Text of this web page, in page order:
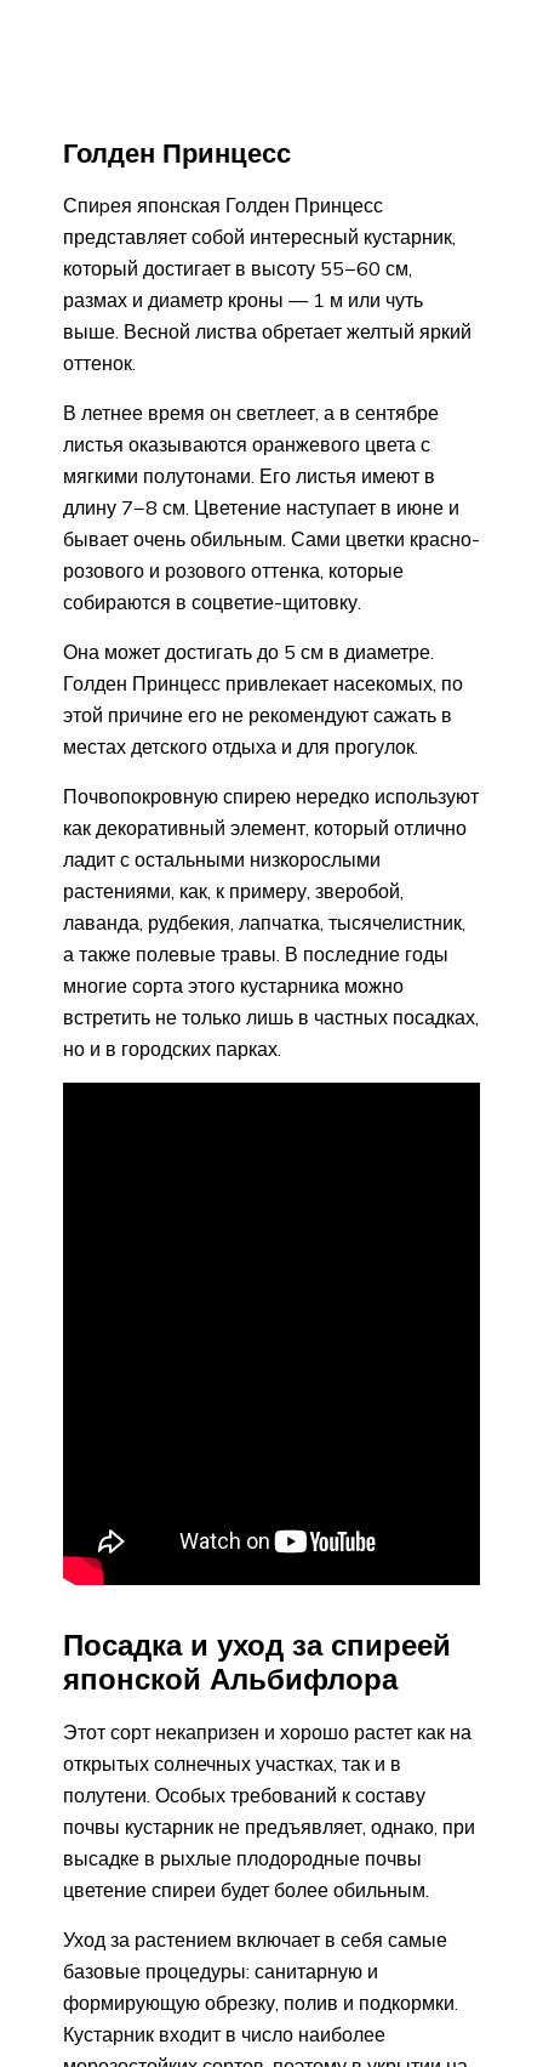
Голден Принцесс
Спиpея японская Голден Принцесс
представляет собой интересный кустарник,
который достигает в высоту 55−60 см,
размах и диаметр кроны — 1 м или чуть
выше. Весной листва обретает желтый яркий
оттенок.
В летнее время он светлеет, а в сентябре
листья оказываются оранжевого цвета с
мягкими полутонами. Его листья имеют в
длину 7−8 см. Цветение наступает в июне и
бывает очень обильным. Сами цветки красно-
розового и розового оттенка, которые
собираются в соцветие-щитовку.
Она может достигать до 5 см в диаметре.
Голден Принцесс привлекает насекомых, по
этой причине его не рекомендуют сажать в
местах детского отдыха и для прогулок.
Почвопокровную спирею нередко используют
как декоративный элемент, который отлично
ладит с остальными низкорослыми
растениями, как, к примеру, зверобой,
лаванда, рудбекия, лапчатка, тысячелистник,
а также полевые травы. В последние годы
многие сорта этого кустарника можно
встретить не только лишь в частных посадках,
но и в городских парках.
Посадка и уход за спиреей
японской Альбифлора
Этот сорт некапризен и хорошо растет как на
открытых солнечных участках, так и в
полутени. Особых требований к составу
почвы кустарник не предъявляет, однако, при
высадке в рыхлые плодородные почвы
цветение спиреи будет более обильным.
Уход за растением включает в себя самые
базовые процедуры: санитарную и
формирующую обрезку, полив и подкормки.
Кустарник входит в число наиболее